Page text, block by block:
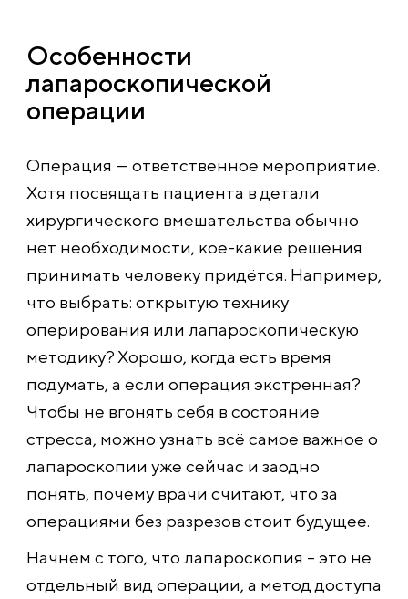
Особенности
лапароскопической
операции
Операция — ответственное мероприятие.
Хотя посвящать пациента в детали
хирургического вмешательства обычно
нет необходимости, кое-какие решения
принимать человеку придётся. Например,
что выбрать: открытую технику
оперирования или лапароскопическую
методику? Хорошо, когда есть время
подумать, а если операция экстренная?
Чтобы не вгонять себя в состояние
стресса, можно узнать всё самое важное о
лапароскопии уже сейчас и заодно
понять, почему врачи считают, что за
операциями без разрезов стоит будущее.
Начнём с того, что лапароскопия – это не
отдельный вид операции, а метод доступа